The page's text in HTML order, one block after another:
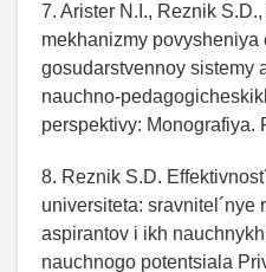
7. Arister N.I., Reznik
mekhanizmy povysheniya
gosudarstvennoy sistemy
nauchno-
perspektivy: Monografiya.
8. Reznik S.D.
universiteta: sravnitel´nye
aspirantov i ikh
nauchnogo potentsiala